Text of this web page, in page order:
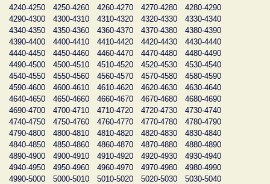
4240-4250
4250-4260 4260-4270 4270-4280
4280-4290
4290-4300
4300-4310 4310-4320 4320-4330
4330-4340
4340-4350
4350-4360 4360-4370 4370-4380
4380-4390
4390-4400
4400-4410 4410-4420 4420-4430
4430-4440
4440-4450
4450-4460 4460-4470 4470-4480
4480-4490
4490-4500
4500-4510 4510-4520 4520-4530
4530-4540
4540-4550
4550-4560 4560-4570 4570-4580
4580-4590
4590-4600
4600-4610 4610-4620 4620-4630
4630-4640
4640-4650
4650-4660 4660-4670 4670-4680
4680-4690
4690-4700
4700-4710 4710-4720 4720-4730
4730-4740
4740-4750
4750-4760 4760-4770 4770-4780
4780-4790
4790-4800
4800-4810 4810-4820 4820-4830
4830-4840
4840-4850
4850-4860 4860-4870 4870-4880
4880-4890
4890-4900
4900-4910 4910-4920 4920-4930
4930-4940
4940-4950
4950-4960 4960-4970 4970-4980
4980-4990
4990-5000
5000-5010 5010-5020 5020-5030
5030-5040